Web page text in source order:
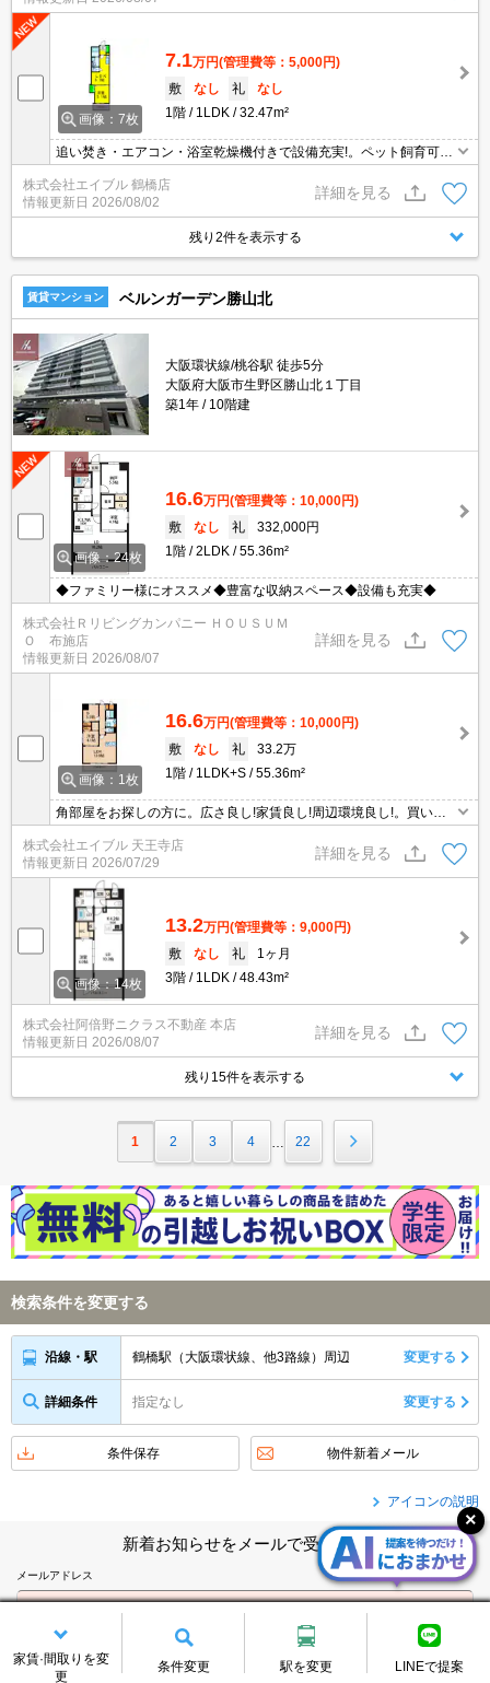
画像：7枚
7.1万円(管理費等：5,000円)
敷
なし 礼
なし
1階
1LDK 32.47m²
追い焚き・エアコン・浴室乾燥機付きで設備充実!。ペット飼育可物
件ですよ。独立洗面台が便利。宅配ボックスあり。室内に洗濯機置
き場あります。
株式会社エイブル 鶴橋店
情報更新日 2026/08/02
詳細を見る
残り2件を表示する
賃貸マンション ベルンガーデン勝山北
大阪環状線/桃谷駅 徒歩5分
大阪府大阪市生野区勝山北１丁目
築1年
10階建
画像：24枚
16.6万円(管理費等：10,000円)
敷
なし 礼
332,000円
1階
2LDK 55.36m²
◆ファミリー様にオススメ◆豊富な収納スペース◆設備も充実◆
株式会社Ｒリビングカンパニー ＨＯＵＳＵＭ
Ｏ 布施店
情報更新日 2026/08/07
詳細を見る
画像：1枚
16.6万円(管理費等：10,000円)
敷
なし 礼
33.2万
1階
1LDK+S 55.36m²
角部屋をお探しの方に。広さ良し!家賃良し!周辺環境良し!。買い物
便利な立地ですよ～!!。駅近くでラクラク便利。オートロック・エレ
ベーター付RCマンション!。ぜひお問い合わせください!。
株式会社エイブル 天王寺店
情報更新日 2026/07/29
詳細を見る
画像：14枚
13.2万円(管理費等：9,000円)
敷
なし 礼
1ヶ月
3階
1LDK 48.43m²
株式会社阿倍野ニクラス不動産 本店
情報更新日 2026/08/07
詳細を見る
残り15件を表示する
1 2 3 4 22
家賃·間取りを変
更
条件変更 駅を変更 LINEで提案
検索条件を変更する
沿線・駅 鶴橋駅（大阪環状線、他3路線）周辺 変更する
詳細条件 指定なし 変更する
条件保存 物件新着メール
アイコンの説明
新着お知らせをメールで受け取る
メールアドレス
※メール受信制限をしている方は、@chintai.co.jpからのメールを受信できる
よう設定の変更をお願い致します。